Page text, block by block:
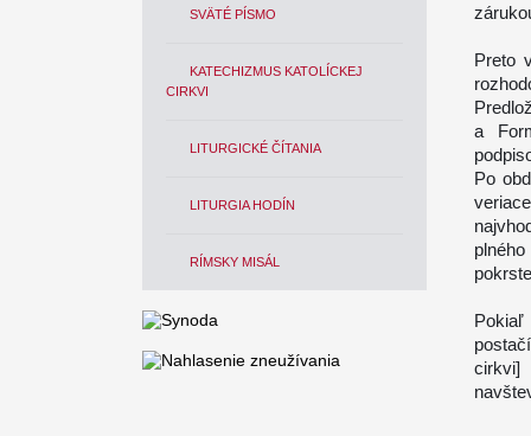
SVÄTÉ PÍSMO
KATECHIZMUS KATOLÍCKEJ
CIRKVI
LITURGICKÉ ČÍTANIA
LITURGIA HODÍN
RÍMSKY MISÁL
Preto
a
Po
Pokiaľ
cirkvi]